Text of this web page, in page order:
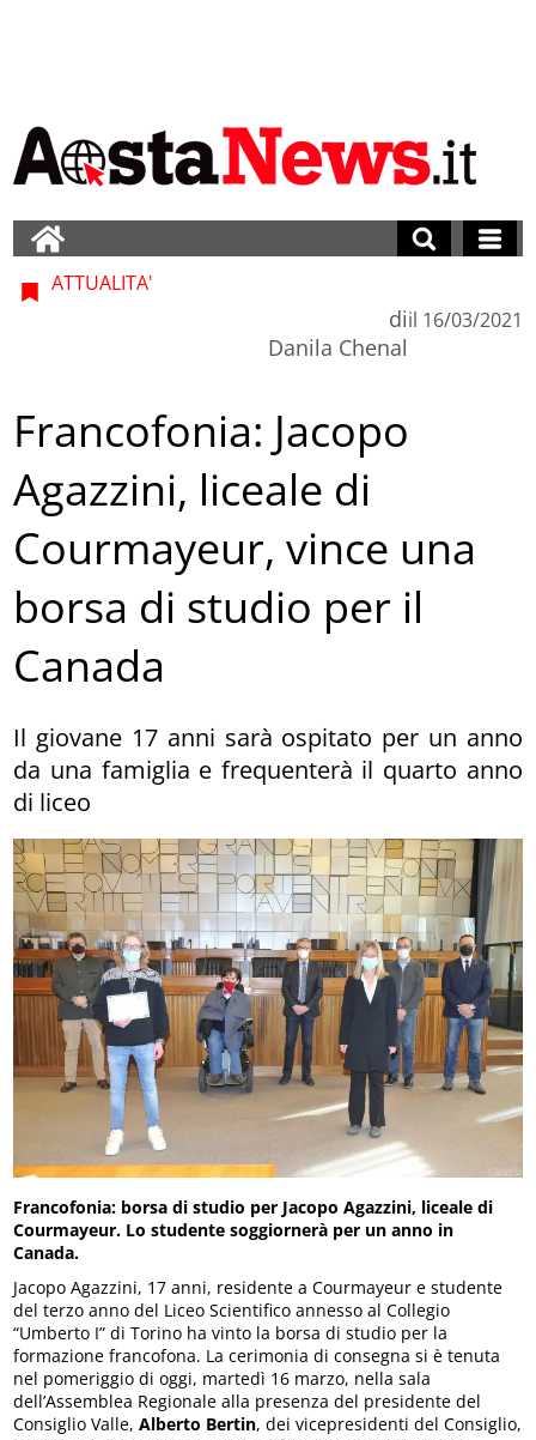
ATTUALITA'
di
Danila Chenal
il 16/03/2021
Francofonia: Jacopo
Agazzini, liceale di
Courmayeur, vince una
borsa di studio per il
Canada
Il giovane 17 anni sarà ospitato per un anno
da una famiglia e frequenterà il quarto anno
di liceo
Francofonia: borsa di studio per Jacopo Agazzini, liceale di
Courmayeur. Lo studente soggiornerà per un anno in
Canada.
Jacopo Agazzini, 17 anni, residente a Courmayeur e studente
del terzo anno del Liceo Scientifico annesso al Collegio
“Umberto I” di Torino ha vinto la borsa di studio per la
formazione francofona. La cerimonia di consegna si è tenuta
nel pomeriggio di oggi, martedì 16 marzo, nella sala
dell’Assemblea Regionale alla presenza del presidente del
Consiglio Valle,Alberto Bertin, dei vicepresidenti del Consiglio,